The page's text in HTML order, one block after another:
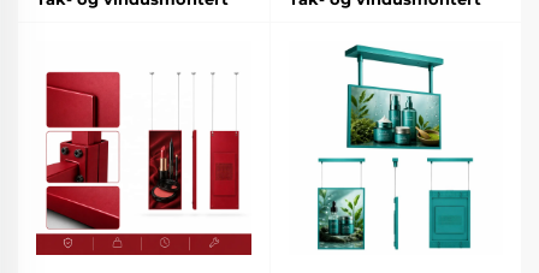
Digital skilting og
visning
reklamevisning
Handelssentre
Velkomstscreens